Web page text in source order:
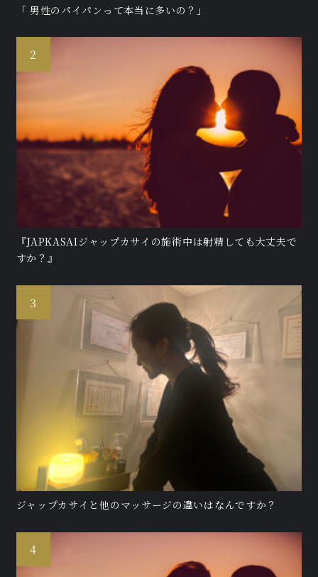
「 男性のパイパンって本当に多いの？」
『JAPKASAIジャップカサイの施術中は射精しても大丈夫で
すか？』
ジャップカサイと他のマッサージの違いはなんですか？